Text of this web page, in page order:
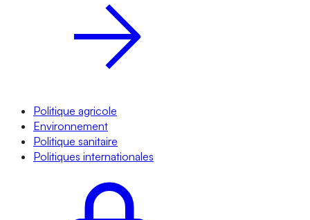
Politique agricole
Environnement
Politique sanitaire
Politiques internationales